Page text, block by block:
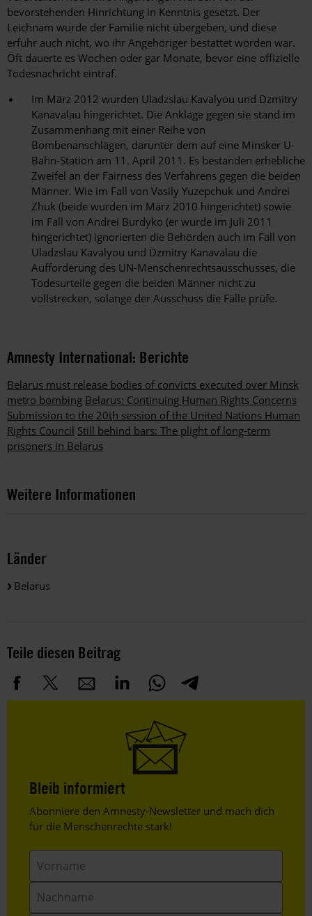
bevorstehenden Hinrichtung in Kenntnis gesetzt. Der
Leichnam wurde der Familie nicht übergeben, und diese
erfuhr auch nicht, wo ihr Angehöriger bestattet worden war.
Oft dauerte es Wochen oder gar Monate, bevor eine offizielle
Todesnachricht eintraf.
Im März 2012 wurden Uladzslau Kavalyou und Dzmitry
Kanavalau hingerichtet. Die Anklage gegen sie stand im
Zusammenhang mit einer Reihe von
Bombenanschlägen, darunter dem auf eine Minsker U-
Bahn-Station am 11. April 2011. Es bestanden erhebliche
Zweifel an der Fairness des Verfahrens gegen die beiden
Männer. Wie im Fall von Vasily Yuzepchuk und Andrei
Zhuk (beide wurden im März 2010 hingerichtet) sowie
im Fall von Andrei Burdyko (er wurde im Juli 2011
hingerichtet) ignorierten die Behörden auch im Fall von
Uladzslau Kavalyou und Dzmitry Kanavalau die
Aufforderung des UN-Menschenrechtsausschusses, die
Todesurteile gegen die beiden Männer nicht zu
vollstrecken, solange der Ausschuss die Fälle prüfe.
Amnesty International: Berichte
Belarus must release bodies of convicts executed over Minsk
metro bombing Belarus: Continuing Human Rights Concerns
Submission to the 20th session of the United Nations Human
Rights Council Still behind bars: The plight of long-term
prisoners in Belarus
Weitere Informationen
Länder
Belarus
Teile diesen Beitrag
Bleib informiert
Header
Text
Abonniere den Amnesty-Newsletter und mach dich
für die Menschenrechte stark!